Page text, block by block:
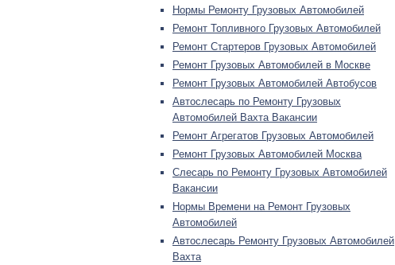
Нормы Ремонту Грузовых Автомобилей
Ремонт Топливного Грузовых Автомобилей
Ремонт Стартеров Грузовых Автомобилей
Ремонт Грузовых Автомобилей в Москве
Ремонт Грузовых Автомобилей Автобусов
Автослесарь по Ремонту Грузовых
Автомобилей Вахта Вакансии
Ремонт Агрегатов Грузовых Автомобилей
Ремонт Грузовых Автомобилей Москва
Слесарь по Ремонту Грузовых Автомобилей
Вакансии
Нормы Времени на Ремонт Грузовых
Автомобилей
Автослесарь Ремонту Грузовых Автомобилей
Вахта